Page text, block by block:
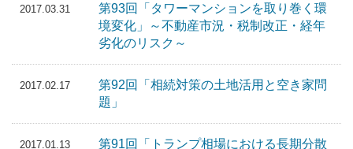
2017.03.31
第93回「タワーマンションを取り巻く環
境変化」～不動産市況・税制改正・経年
劣化のリスク～
2017.02.17
第92回「相続対策の土地活用と空き家問
題」
2017.01.13
第91回「トランプ相場における長期分散